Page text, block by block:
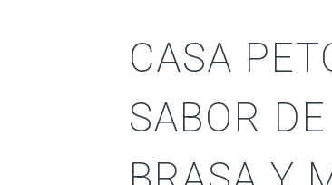
CASA
SABOR